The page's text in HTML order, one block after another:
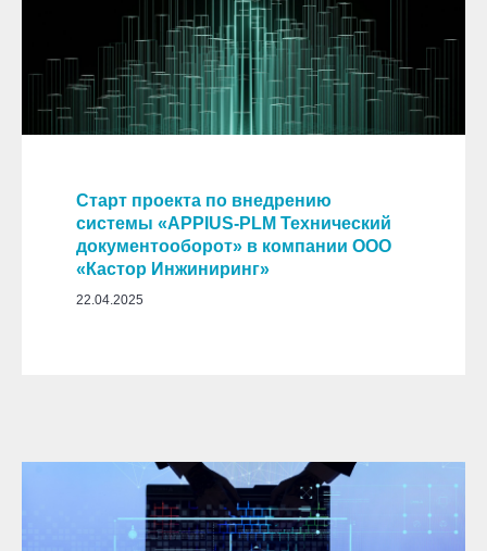
Старт проекта по внедрению
системы «APPIUS-PLM Технический
документооборот» в компании ООО
«Кастор Инжиниринг»
22.04.2025